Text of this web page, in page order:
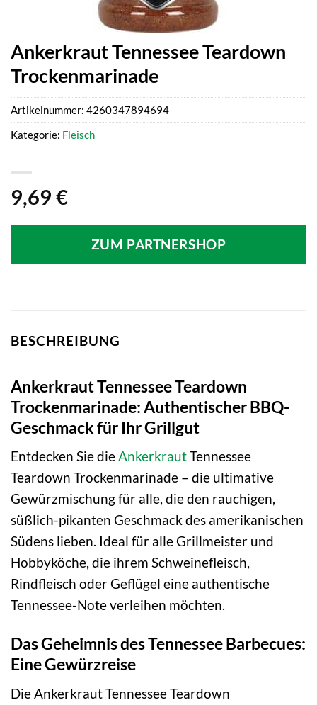
Ankerkraut Tennessee Teardown
Trockenmarinade
9,69 €
ZUM PARTNERSHOP
Artikelnummer: 4260347894694
Kategorie: Fleisch
BESCHREIBUNG
Ankerkraut Tennessee Teardown
Trockenmarinade: Authentischer BBQ-
Geschmack für Ihr Grillgut
Entdecken Sie dieAnkerkrautTennessee
Teardown Trockenmarinade – die ultimative
Gewürzmischung für alle, die den rauchigen,
süßlich-pikanten Geschmack des amerikanischen
Südens lieben. Ideal für alle Grillmeister und
Hobbyköche, die ihrem Schweinefleisch,
Rindfleisch oder Geflügel eine authentische
Tennessee-Note verleihen möchten.
Das Geheimnis des Tennessee Barbecues:
Eine Gewürzreise
Die Ankerkraut Tennessee Teardown